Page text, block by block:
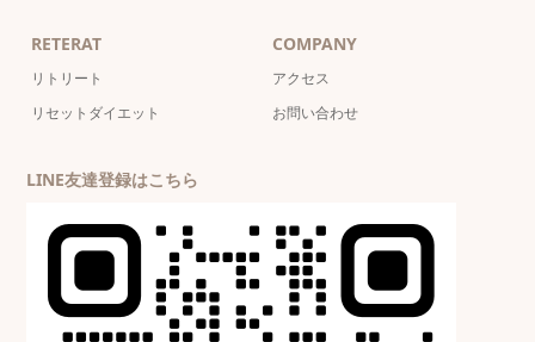
RETERAT
リトリート
リセットダイエット
COMPANY
アクセス
お問い合わせ
LINE友達登録はこちら